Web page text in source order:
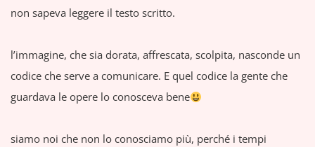
non sapeva leggere il testo scritto.
l’immagine, che sia dorata, affrescata, scolpita, nasconde un
codice che serve a comunicare. E quel codice la gente che
guardava le opere lo conosceva bene
siamo noi che non lo conosciamo più, perché i tempi